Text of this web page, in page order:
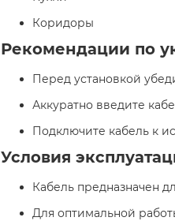
Коридоры​
Рекомендации по
Перед установкой
Аккуратно введите
Подключите кабель к
Условия
Кабель предназначен
Для оптимальной